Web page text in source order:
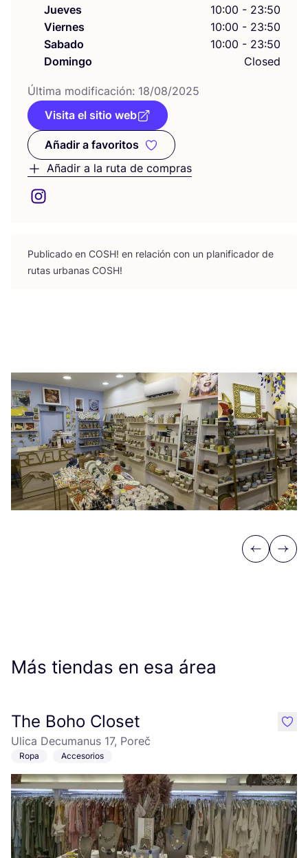
Jueves
10:00 - 23:50
Viernes
10:00 - 23:50
Sabado
10:00 - 23:50
Domingo
Closed
Últi­ma modi­fi­ca­ción: 18/08/2025
Visita el sitio web
Añadir a favoritos
Añadir a favoritos
Añadir a la ruta de compras
Publi­ca­do en COSH! en rela­ción con un pla­ni­fi­ca­dor de
rutas urba­nas COSH!
Previous
Next
Más tiendas en esa área
The Boho Closet
Ulica Decumanus 17, Poreč
Ropa Accesorios
like